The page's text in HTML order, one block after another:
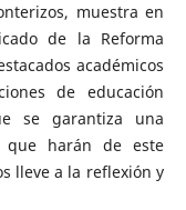
muestra en
de la Reforma
académicos
de educación
se garantiza
una
que harán de este
lleve a la reflexión y